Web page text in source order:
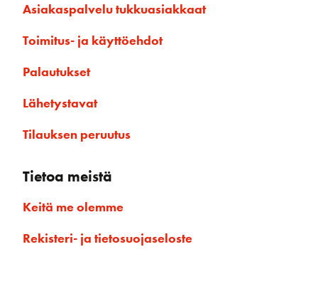
Asiakaspalvelu tukkuasiakkaat
Toimitus- ja käyttöehdot
Palautukset
Lähetystavat
Tilauksen peruutus
Tietoa meistä
Keitä me olemme
Rekisteri- ja tietosuojaseloste